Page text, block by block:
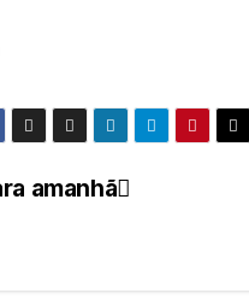
amanhã